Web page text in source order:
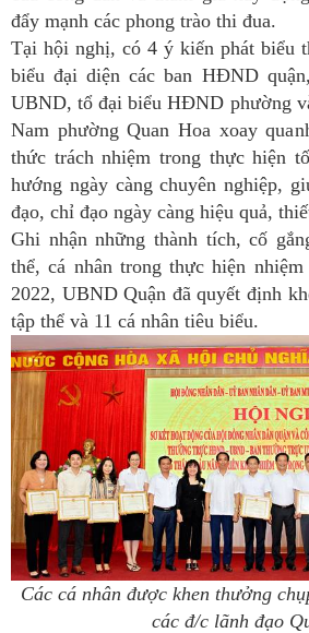
đẩy mạnh các phong trào thi đua.
Tại hội nghị, có 4 ý kiến phát biểu
biểu đại diện các ban HĐND
UBND, tổ đại biểu HĐND phường
Nam phường Quan Hoa xoay
thức trách nhiệm trong thực hiện
hướng ngày càng chuyên nghiệp,
đạo, chỉ đạo ngày càng hiệu quả,
Ghi nhận những thành tích, cố
thể, cá nhân trong thực hiện
2022, UBND Quận đã quyết định
tập thể và 11 cá nhân tiêu biểu.
Các cá nhân được khen thưởng
các đ/c lãnh đạo